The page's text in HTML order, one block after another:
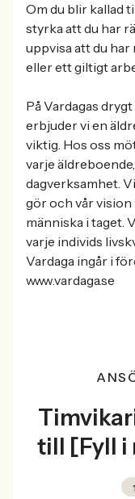
Om du blir kallad
styrka att du har
uppvisa att du har
eller ett giltigt
På Vardagas
erbjuder vi en
viktig. Hos oss
varje
dagverksamhet.
gör och vår vision
människa i taget.
varje individs
Vardaga ingår i
www.vardaga.se
till [Fyll i